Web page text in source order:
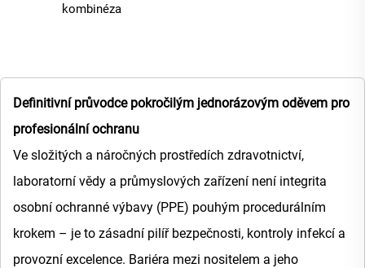
kombinéza
Definitivní průvodce pokročilým jednorázovým oděvem pro
profesionální ochranu
Ve složitých a náročných prostředích zdravotnictví,
laboratorní vědy a průmyslových zařízení není integrita
osobní ochranné výbavy (PPE) pouhým procedurálním
krokem – je to zásadní pilíř bezpečnosti, kontroly infekcí a
provozní excelence. Bariéra mezi nositelem a jeho